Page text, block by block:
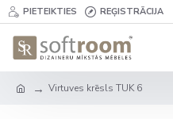
PIETEIKTIES REĢISTRĀCIJA
Virtuves krēsls TUK 6